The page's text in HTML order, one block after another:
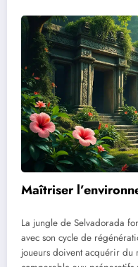
Maîtriser
La jungle de Selvadorada
avec son cycle de
joueurs doivent acquérir du